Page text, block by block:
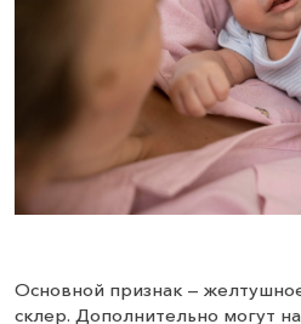
Основной признак —
склер. Дополнительно могут